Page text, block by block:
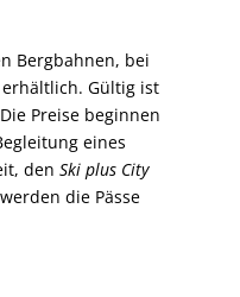
Bergbahnen, bei
Gültig ist
Preise beginnen
eines
den Ski plus City
die Pässe